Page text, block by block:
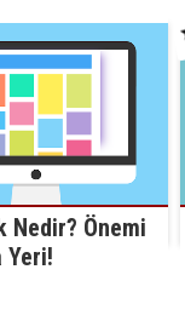
Nedir? Önemi
Yeri!